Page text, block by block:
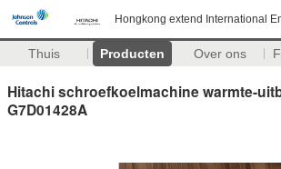
Hongkong extend International
Thuis Producten Over ons
Hitachi schroefkoelmachine warmte-
G7D01428A